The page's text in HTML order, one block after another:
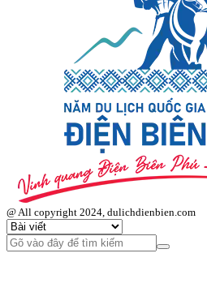
@ All copyright 2024, dulichdienbien.com